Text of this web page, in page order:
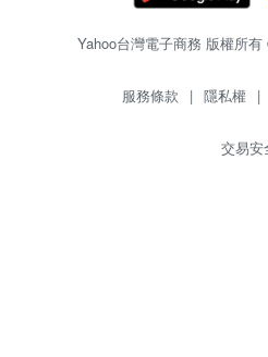
Yahoo台灣電子商務 版權所
服務條款 | 隱私權 |
交易安